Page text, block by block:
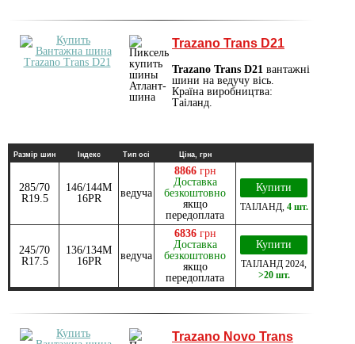
Trazano Trans D21
Trazano Trans D21 вантажні
шини на ведучу вісь.
Країна виробництва:
Таіланд.
Размір шин Індекс Тип осі Ціна, грн
285/70
R19.5
146/144M
16PR
ведуча
8866 грн
Доставка
безкоштовно
якщо
передоплата
Купити
ТАІЛАНД, 4 шт.
245/70
R17.5
136/134M
16PR
ведуча
6836 грн
Доставка
безкоштовно
якщо
передоплата
Купити
ТАІЛАНД 2024
>20 шт.
Trazano Novo Trans